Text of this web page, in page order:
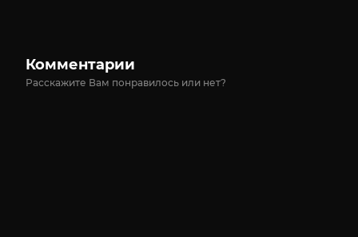
Комментарии
Расскажите Вам понравилось или нет?